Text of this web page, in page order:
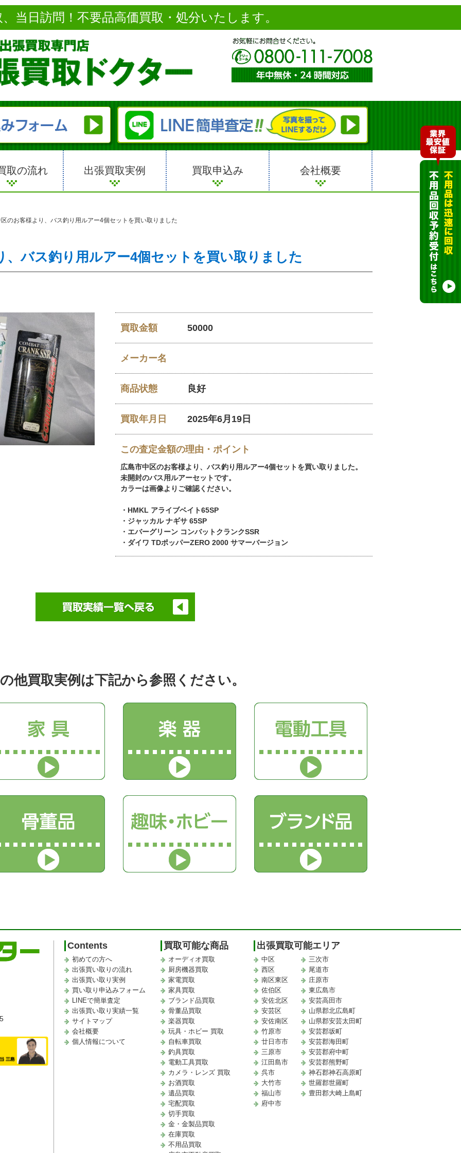
当日訪問！不要品高価買取・処分いたします。
取の流れ 出張買取実例 買取申込み 会社概要
のお客様より、バス釣り用ルアー4個セットを買い取りました
、バス釣り用ルアー4個セットを買い取りました
買取金額 50000
メーカー名
商品状態 良好
買取年月日 2025年6月19日
この査定金額の理由・ポイント
広島市中区のお客様より、バス釣り用ルアー4個セットを買い取りました。
未開封のバス用ルアーセットです。
カラーは画像よりご確認ください。
・HMKL アライブベイト65SP
・ジャッカル ナギサ 65SP
・エバーグリーン コンバットクランクSSR
・ダイワ TDポッパーZERO 2000 サマーバージョン
他買取実例は下記から参照ください。
Contents
初めての方へ
出張買い取りの流れ
出張買い取り実例
買い取り申込みフォーム
LINEで簡単査定
出張買い取り実績一覧
サイトマップ
会社概要
個人情報について
買取可能な商品
オーディオ買取
厨房機器買取
家電買取
家具買取
ブランド品買取
骨董品買取
楽器買取
玩具・ホビー 買取
自転車買取
釣具買取
電動工具買取
カメラ・レンズ 買取
お酒買取
遺品買取
宅配買取
切手買取
金・金製品買取
在庫買取
不用品買取
出張買取可能エリア
中区
西区
南区東区
佐伯区
安佐北区
安芸区
安佐南区
竹原市
廿日市市
三原市
江田島市
呉市
大竹市
福山市
府中市
三次市
尾道市
庄原市
東広島市
安芸高田市
山県郡北広島町
山県郡安芸太田町
安芸郡坂町
安芸郡海田町
安芸郡府中町
安芸郡熊野町
神石郡神石高原町
世羅郡世羅町
豊田郡大崎上島町